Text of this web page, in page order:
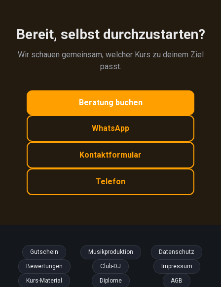
Bereit, selbst durchzustarten?
Wir schauen gemeinsam, welcher Kurs zu deinem Ziel
passt.
Beratung buchen
WhatsApp
Kontaktformular
Telefon
Gutschein
Bewertungen
Kurs-Material
Musikproduktion
Club-DJ
Diplome
Datenschutz
Impressum
AGB